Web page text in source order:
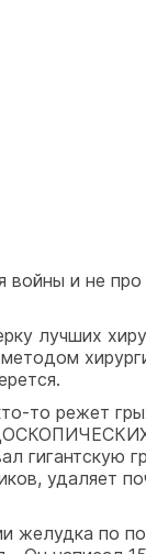
и не
лучших
то режет
гигантскую
удаляет
желудка по